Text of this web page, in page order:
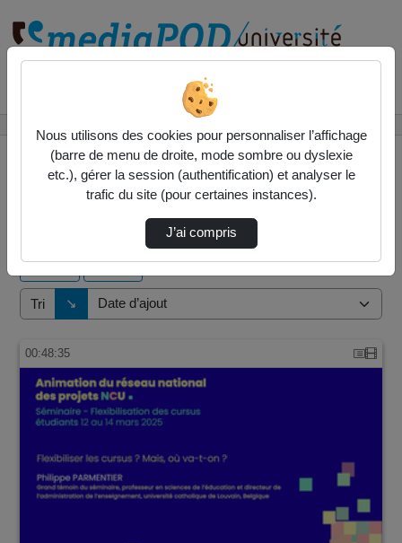
1 vidéo trouvée
Tri ↘
Direction de tri
00:48:35
Nous utilisons des cookies pour personnaliser l’affichage
(barre de menu de droite, mode sombre ou dyslexie
etc.), gérer la session (authentification) et analyser le
trafic du site (pour certaines instances).
J’ai compris